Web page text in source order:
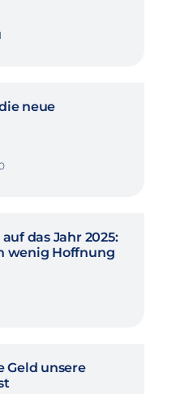
neue
das Jahr 2025:
wenig Hoffnung
Geld unsere